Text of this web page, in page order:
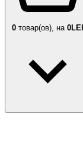
0 товар(ов), на 0LEI